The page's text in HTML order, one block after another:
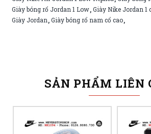
Giày bóng rổ Jordan 1 Low,Giày Nike Jordan 1
Giày Jordan,Giày bóng rổ nam cổ cao,
SẢN PHẨM LIÊN